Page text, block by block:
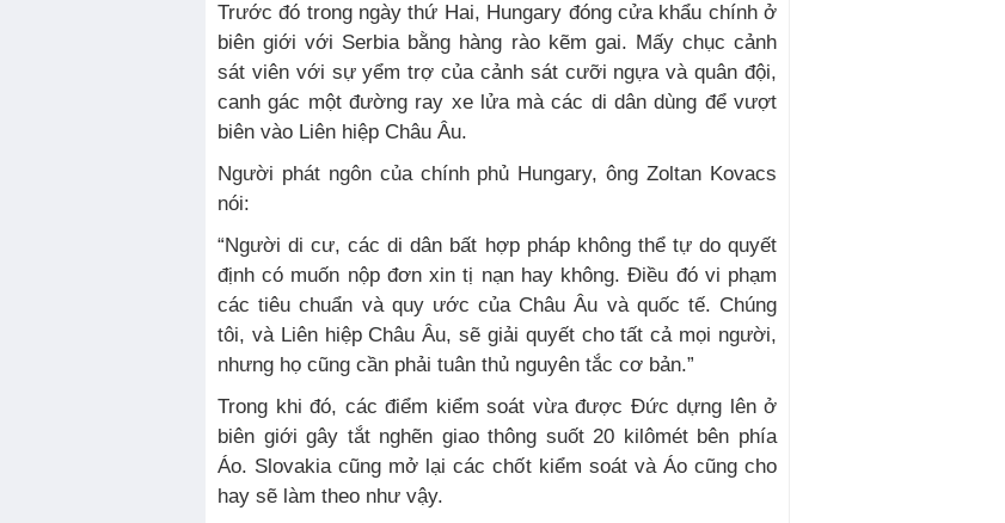
Trước đó trong ngày thứ Hai, Hungary đóng cửa khẩu chính ở
biên giới với Serbia bằng hàng rào kẽm gai. Mấy chục cảnh
sát viên với sự yểm trợ của cảnh sát cưỡi ngựa và quân đội,
canh gác một đường ray xe lửa mà các di dân dùng để vượt
biên vào Liên hiệp Châu Âu.
Người phát ngôn của chính phủ Hungary, ông Zoltan Kovacs
nói:
“Người di cư, các di dân bất hợp pháp không thể tự do quyết
định có muốn nộp đơn xin tị nạn hay không. Điều đó vi phạm
các tiêu chuẩn và quy ước của Châu Âu và quốc tế. Chúng
tôi, và Liên hiệp Châu Âu, sẽ giải quyết cho tất cả mọi người,
nhưng họ cũng cần phải tuân thủ nguyên tắc cơ bản.”
Trong khi đó, các điểm kiểm soát vừa được Đức dựng lên ở
biên giới gây tắt nghẽn giao thông suốt 20 kilômét bên phía
Áo. Slovakia cũng mở lại các chốt kiểm soát và Áo cũng cho
hay sẽ làm theo như vậy.